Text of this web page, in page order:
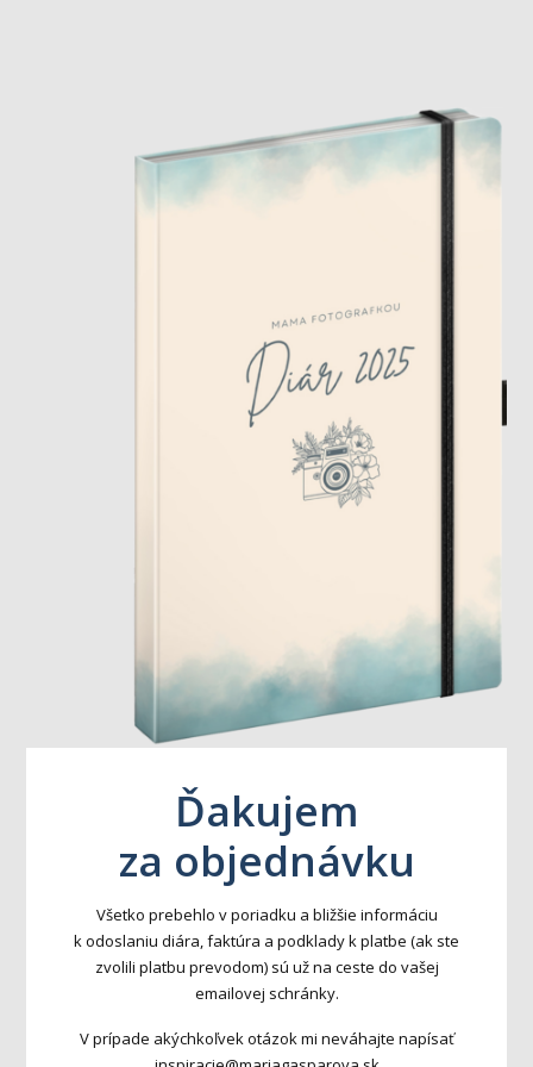
Ďakujem
za objednávku
Všetko prebehlo v poriadku a bližšie informáciu
k odoslaniu diára, faktúra a podklady k platbe (ak ste
zvolili platbu prevodom) sú už na ceste do vašej
emailovej schránky.
V prípade akýchkoľvek otázok mi neváhajte napísať